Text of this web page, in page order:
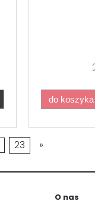
do koszyka
23 »
O nas